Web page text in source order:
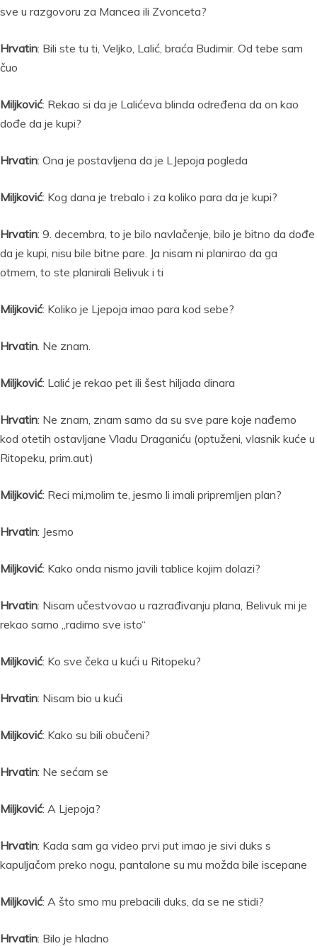
sve u razgovoru za Mancea ili Zvonceta?
Hrvatin: Bili ste tu ti, Veljko, Lalić, braća Budimir. Od tebe sam
čuo
Miljković: Rekao si da je Lalićeva blinda određena da on kao
dođe da je kupi?
Hrvatin: Ona je postavljena da je LJepoja pogleda
Miljković: Kog dana je trebalo i za koliko para da je kupi?
Hrvatin: 9. decembra, to je bilo navlačenje, bilo je bitno da dođe
da je kupi, nisu bile bitne pare. Ja nisam ni planirao da ga
otmem, to ste planirali Belivuk i ti
Miljković: Koliko je Ljepoja imao para kod sebe?
Hrvatin. Ne znam.
Miljković: Lalić je rekao pet ili šest hiljada dinara
Hrvatin: Ne znam, znam samo da su sve pare koje nađemo
kod otetih ostavljane Vladu Draganiću (optuženi, vlasnik kuće u
Ritopeku, prim.aut)
Miljković: Reci mi,molim te, jesmo li imali pripremljen plan?
Hrvatin: Jesmo
Miljković: Kako onda nismo javili tablice kojim dolazi?
Hrvatin: Nisam učestvovao u razrađivanju plana, Belivuk mi je
rekao samo „radimo sve isto“
Miljković: Ko sve čeka u kući u Ritopeku?
Hrvatin: Nisam bio u kući
Miljković: Kako su bili obučeni?
Hrvatin: Ne sećam se
Miljković: A Ljepoja?
Hrvatin: Kada sam ga video prvi put imao je sivi duks s
kapuljačom preko nogu, pantalone su mu možda bile iscepane
Miljković: A što smo mu prebacili duks, da se ne stidi?
Hrvatin: Bilo je hladno